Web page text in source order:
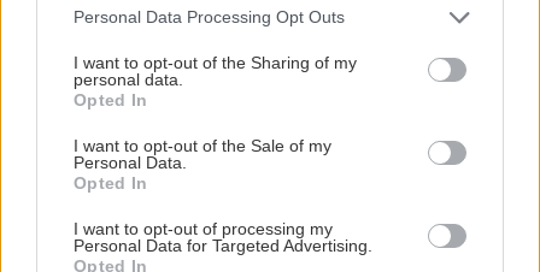
Please note that this website/app uses one or more Google
not limited to your visit or usage behaviour. You may click to
grant or deny consent to Google and its third-party tags to
use your data for below specified purposes in below Google
consent section.
Personal Data Processing Opt Outs
I want to opt-out of the Sharing of my
personal data.
Opted In
I want to opt-out of the Sale of my
Personal Data.
Opted In
I want to opt-out of processing my
Personal Data for Targeted Advertising.
Opted In